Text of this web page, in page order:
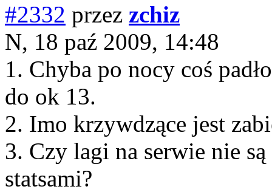
#2332 przez zchiz
N, 18 paź 2009, 14:48
1. Chyba po nocy coś
do ok 13.
2. Imo krzywdzące jest
3. Czy lagi na serwie nie
statsami?